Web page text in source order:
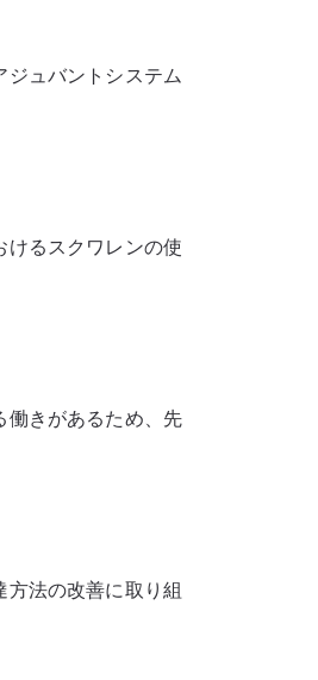
ュバントシステム
けるスクワレンの使
働きがあるため、先
法の改善に取り組